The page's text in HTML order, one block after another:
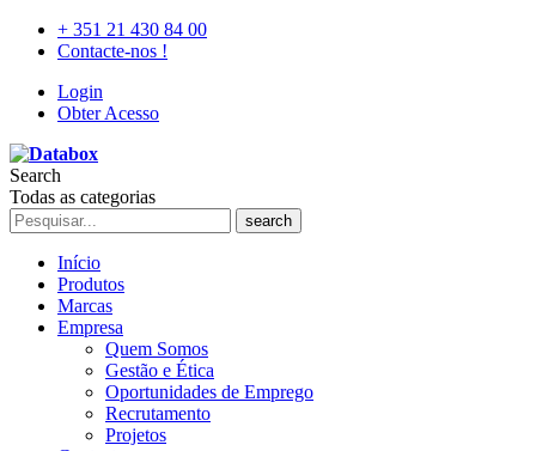
+ 351 21 430 84 00
Contacte-nos !
Login
Obter Acesso
Search
Todas as categorias
search
Início
Produtos
Marcas
Empresa
Quem Somos
Gestão e Ética
Oportunidades de Emprego
Recrutamento
Projetos